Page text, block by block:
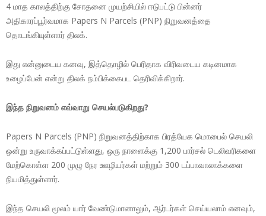
4 மாத காலத்திற்கு சோதனை முயற்சியில் ஈடுபட்டு பின்னர்
அதிகாரப்பூர்வமாக Papers N Parcels (PNP) நிறுவனத்தை
தொடங்கியுள்ளார் திலக்.
இது என்னுடைய கனவு, இத்தொழில் பெரிதாக விரிவடைய கடினமாக
உழைப்பேன் என்று திலக் நம்பிக்கைபட தெரிவிக்கிறார்.
இந்த நிறுவனம் எவ்வாறு செயல்படுகிறது?
Papers N Parcels (PNP) நிறுவனத்திற்காக பிரத்யேக மொபைல் செயலி
ஒன்று உருவாக்கப்பட்டுள்ளது, ஒரு நாளைக்கு 1,200 பார்சல் டெலிவரிகளை
மேற்கொள்ள 200 முழு நேர ஊழியர்கள் மற்றும் 300 டப்பாவாலாக்களை
நியமித்துள்ளார்.
இந்த செயலி மூலம் யார் வேண்டுமானாலும், ஆர்டர்கள் செய்யலாம் எனவும்,